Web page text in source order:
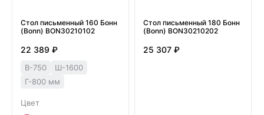
Стол письменный 160 Бонн
(Bonn) BON30210102
22 389 ₽
В-750
Ш-1600
Г-800 мм
Цвет
Стол письменный 180 Бонн
(Bonn) BON30210202
25 307 ₽